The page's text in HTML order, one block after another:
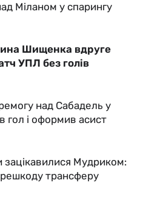
Міланом у спарингу
Шищенка вдруге
УПЛ без голів
над Сабадель у
гол і оформив асист
зацікавилися Мудриком:
трансферу